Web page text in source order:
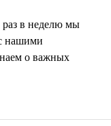
в неделю мы
нашими
о важных